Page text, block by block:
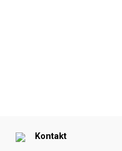
Kontakt